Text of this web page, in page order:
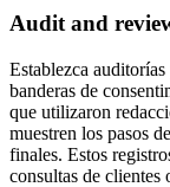
Audit and
Establezca
banderas de
que utilizaron
muestren los pasos
finales. Estos
consultas de clientes